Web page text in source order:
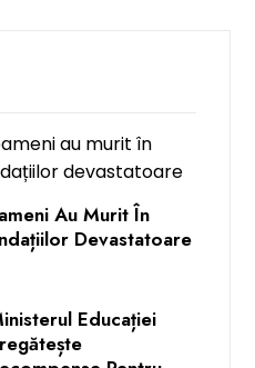
Au Murit În
Devastatoare
Educației